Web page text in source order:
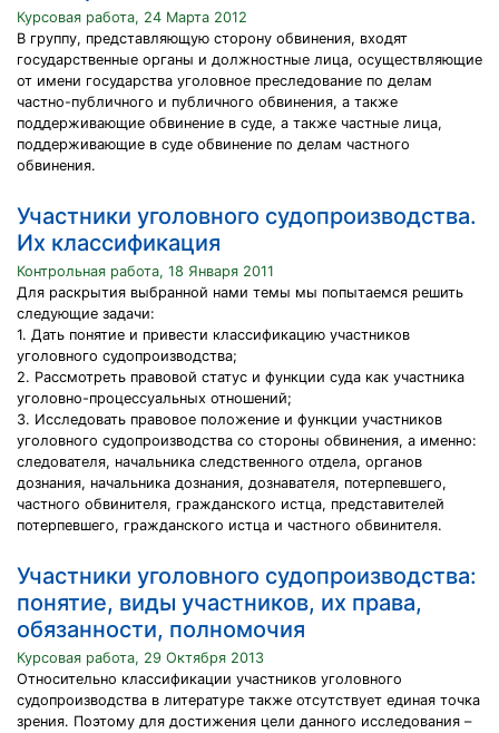
Курсовая работа, 24 Марта 2012
В группу, представляющую сторону обвинения, входят
государственные органы и должностные лица, осуществляющие
от имени государства уголовное преследование по делам
частно-публичного и публичного обвинения, а также
поддерживающие обвинение в суде, а также частные лица,
поддерживающие в суде обвинение по делам частного
обвинения.
Участники уголовного судопроизводства.
Их классификация
Контрольная работа, 18 Января 2011
Для раскрытия выбранной нами темы мы попытаемся решить
следующие задачи:
1. Дать понятие и привести классификацию участников
уголовного судопроизводства;
2. Рассмотреть правовой статус и функции суда как участника
уголовно-процессуальных отношений;
3. Исследовать правовое положение и функции участников
уголовного судопроизводства со стороны обвинения, а именно:
следователя, начальника следственного отдела, органов
дознания, начальника дознания, дознавателя, потерпевшего,
частного обвинителя, гражданского истца, представителей
потерпевшего, гражданского истца и частного обвинителя.
Участники уголовного судопроизводства:
понятие, виды участников, их права,
обязанности, полномочия
Курсовая работа, 29 Октября 2013
Относительно классификации участников уголовного
судопроизводства в литературе также отсутствует единая точка
зрения. Поэтому для достижения цели данного исследования –